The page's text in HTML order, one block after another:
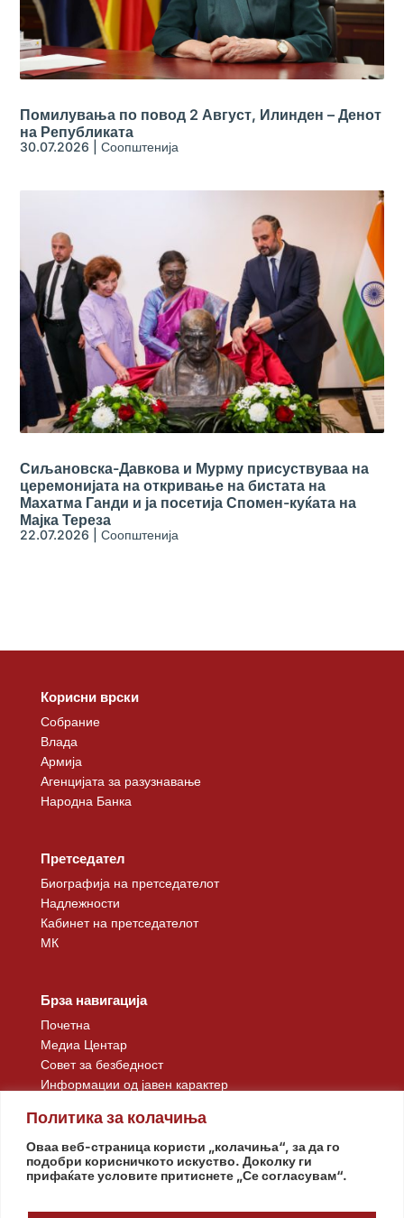
Политика за колачиња
Оваа веб-страница користи „колачиња“, за да го
подобри корисничкото искуство. Доколку ги
прифаќате условите притиснете „Се согласувам“.
Помилувања по повод 2 Август, Илинден – Денот
на Републиката
30.07.2026 |Соопштенија
Сиљановска-Давкова и Мурму присуствуваа на
церемонијата на откривање на бистата на
Махатма Ганди и ја посетија Спомен-куќата на
Мајка Тереза
22.07.2026 |Соопштенија
Корисни врски
Собрание
Влада
Армија
Агенцијата за разузнавање
Народна Банка
Претседател
Биографија на претседателот
Надлежности
Кабинет на претседателот
МК
Брза навигација
Почетна
Медиа Центар
Совет за безбедност
Информации од јавен карактер